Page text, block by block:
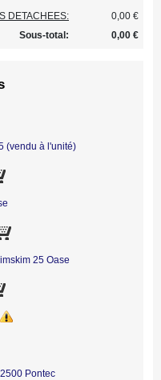
DETACHEES:
0,00 €
Sous-total:
0,00 €
(vendu à l'unité)
25 Oase
Pontec